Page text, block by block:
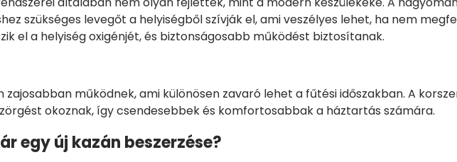
szükséges levegőt a helyiségből szívják el, ami veszélyes lehet, ha nem
el a helyiség oxigénjét, és biztonságosabb működést biztosítanak.
zajosabban működnek, ami különösen zavaró lehet a fűtési időszakban. A
okoznak, így csendesebbek és komfortosabbak a háztartás számára.
egy új kazán beszerzése?